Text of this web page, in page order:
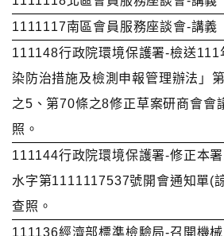
1111117南區會員服務座談會-講義
111148行政院環境保護署-檢送111
染防治措施及檢測申報管理辦法」
之5、第70條之8修正草案研商會會
照。
111144行政院環境保護署-修正本
水字第1111117537號開會通知單(
查照。
111136經濟部標準檢驗局-召開機